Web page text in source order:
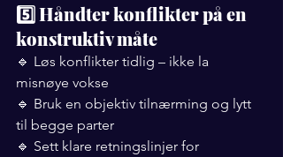
5️⃣ Håndter konflikter på en
konstruktiv måte
🔹 Løs konflikter tidlig – ikke la
misnøye vokse
🔹 Bruk en objektiv tilnærming og lytt
til begge parter
🔹 Sett klare retningslinjer for